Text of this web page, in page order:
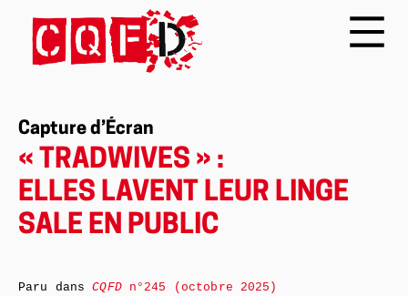
Capture d’Écran
« TRADWIVES » :
ELLES LAVENT LEUR LINGE
SALE EN PUBLIC
Paru dansCQFDn°245 (octobre 2025)